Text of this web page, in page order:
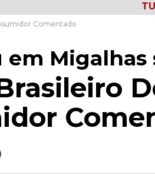
Comentado
em Migalhas